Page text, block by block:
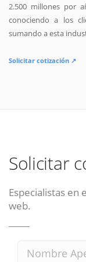
2.500 millones por
conociendo a los
sumando a esta
Solicitar cotización ↗
Solicitar
Especialistas en
web.